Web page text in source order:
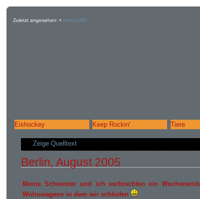
Zuletzt angesehen: • berlin2005
Eishockey Keep Rockin' Tiere
Zeige Quelltext
Berlin, August 2005
Meine Schwester und ich verbrachten ein
Wohnwagens in dem wir schliefen